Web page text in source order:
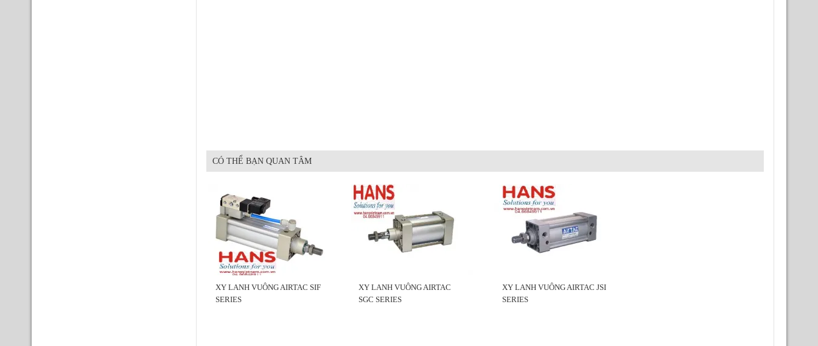
CÓ THỂ BẠN QUAN TÂM
XY LANH VUÔNG AIRTAC SIF
SERIES
XY LANH VUÔNG AIRTAC
SGC SERIES
XY LANH VUÔNG AIRTAC JSI
SERIES